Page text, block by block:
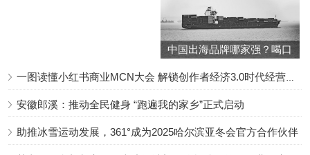
CoCo生前八位亲友扶
，分别是姐夫何锦麟、音乐上的伯乐姚谦、前辈甄妮、华
纳音乐高层Jonathan Serbin、挚友彭文慧、资深歌迷杨杨、
人》的音乐，全场哭成一片，众人缓缓陪伴李玟灵柩步出会
场。
中国出海品牌哪家强？喝口
安徽郎溪：推动全民健身 “跑遍我的家乡”正式启动
助推冰雪运动发展，361°成为2025哈尔滨亚冬会官方合作伙伴